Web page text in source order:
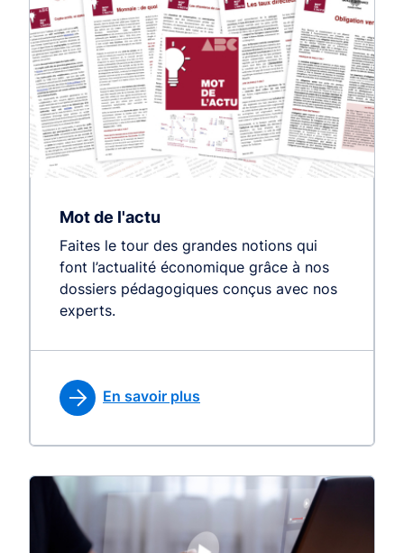
Mot de l'actu
Faites le tour des grandes notions qui
font l’actualité économique grâce à nos
dossiers pédagogiques conçus avec nos
experts.
En savoir plus